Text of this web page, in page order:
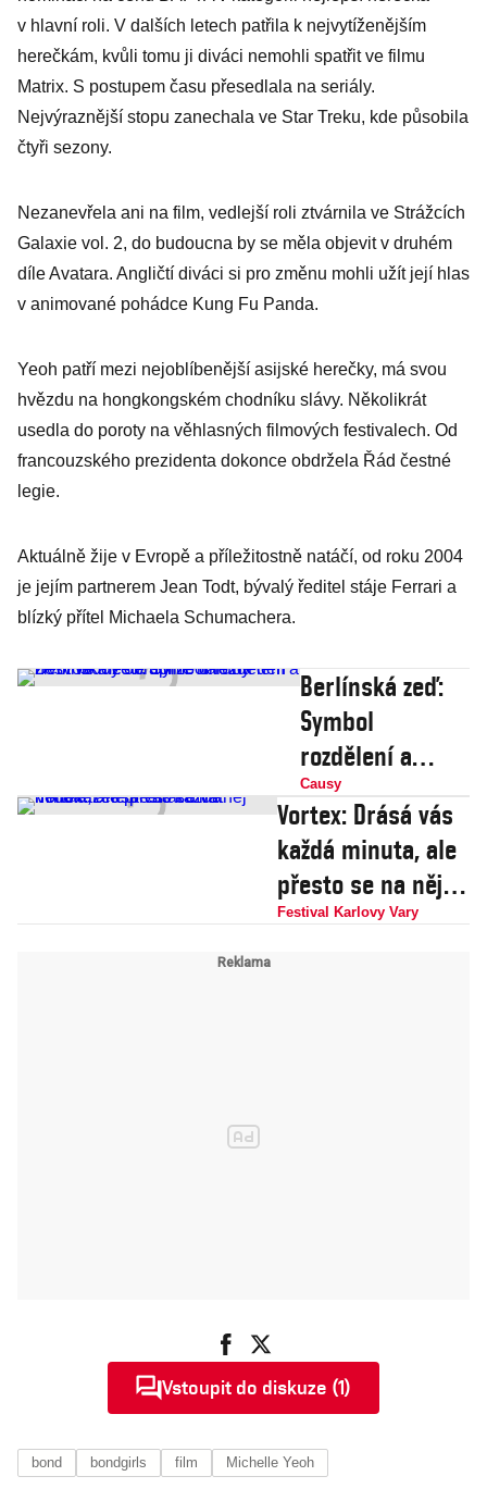
v hlavní roli. V dalších letech patřila k nejvytíženějším
herečkám, kvůli tomu ji diváci nemohli spatřit ve filmu
Matrix. S postupem času přesedlala na seriály.
Nejvýraznější stopu zanechala ve Star Treku, kde působila
čtyři sezony.
Nezanevřela ani na film, vedlejší roli ztvárnila ve Strážcích
Galaxie vol. 2, do budoucna by se měla objevit v druhém
díle Avatara. Angličtí diváci si pro změnu mohli užít její hlas
v animované pohádce Kung Fu Panda.
Yeoh patří mezi nejoblíbenější asijské herečky, má svou
hvězdu na hongkongském chodníku slávy. Několikrát
usedla do poroty na věhlasných filmových festivalech. Od
francouzského prezidenta dokonce obdržela Řád čestné
legie.
Aktuálně žije v Evropě a příležitostně natáčí, od roku 2004
je jejím partnerem Jean Todt, bývalý ředitel stáje Ferrari a
blízký přítel Michaela Schumachera.
Berlínská zeď:
Symbol
rozdělení a
nesvobody
obrátil ze dne
na den život ve
městě úplně
naruby
Causy
Vortex: Drásá vás
každá minuta, ale
přesto se na něj
nedokážete
Festival Karlovy Vary
Vstoupit do diskuze (1)
bond bondgirls film Michelle Yeoh